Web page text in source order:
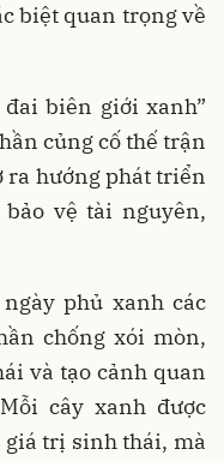
biệt quan trọng về
biên giới xanh”
củng cố thế trận
ra hướng phát triển
vệ tài nguyên,
phủ xanh các
chống xói mòn,
và tạo cảnh quan
cây xanh được
trị sinh thái, mà